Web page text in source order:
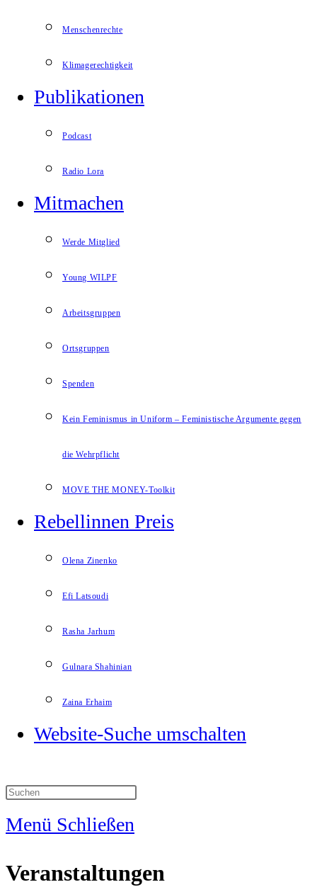
Menschenrechte
Klimagerechtigkeit
Publikationen
Podcast
Radio Lora
Mitmachen
Werde Mitglied
Young WILPF
Arbeitsgruppen
Ortsgruppen
Spenden
Kein Feminismus in Uniform – Feministische Argumente gegen
die Wehrpflicht
MOVE THE MONEY-Toolkit
Rebellinnen Preis
Olena Zinenko
Efi Latsoudi
Rasha Jarhum
Gulnara Shahinian
Zaina Erhaim
Website-Suche umschalten
Menü Schließen
Veranstaltungen